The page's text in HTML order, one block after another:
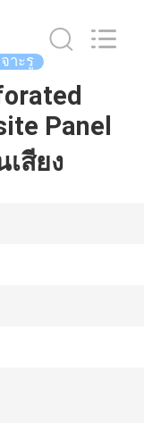
าะรู
Panel
สียง